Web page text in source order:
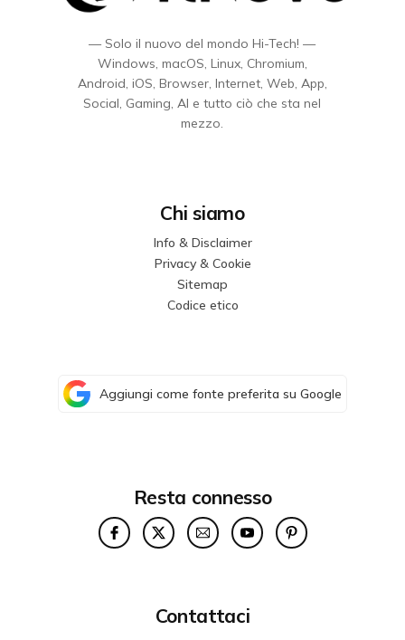
— Solo il nuovo del mondo Hi-Tech! —
Windows, macOS, Linux, Chromium,
Android, iOS, Browser, Internet, Web, App,
Social, Gaming, AI e tutto ciò che sta nel
mezzo.
Chi siamo
Info & Disclaimer
Privacy & Cookie
Sitemap
Codice etico
Aggiungi come fonte preferita su Google
Resta connesso
Contattaci